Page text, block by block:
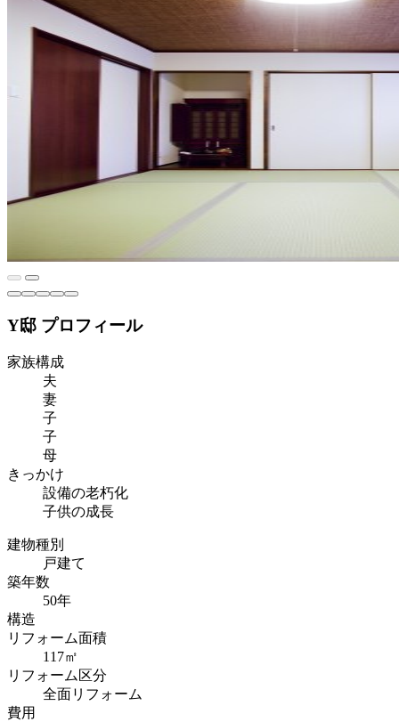
Y邸 プロフィール
家族構成
夫
妻
子
子
母
きっかけ
設備の老朽化
子供の成長
建物種別
戸建て
築年数
50年
構造
リフォーム面積
117㎡
リフォーム区分
全面リフォーム
費用